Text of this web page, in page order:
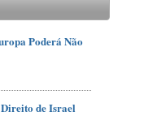
Poderá Não
de Israel